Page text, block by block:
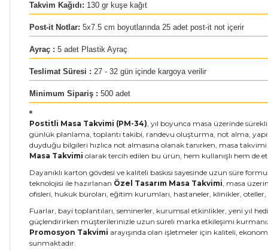
Takvim Kağıdı: 130 gr kuşe kağıt
Post-it Notlar: 5x7.5 cm boyutlarında 25 adet post-it not içerir
Ayraç : 5 adet Plastik Ayraç
Teslimat Süresi : 27 - 32 gün içinde kargoya verilir
Minimum Sipariş : 500 adet
Postitli Masa Takvimi (PM-34), yıl boyunca masa üzerinde
günlük planlama, toplantı takibi, randevu oluşturma, not alma,
duyduğu bilgileri hızlıca not almasına olanak tanırken, masa
Masa Takvimi olarak tercih edilen bu ürün, hem kullanışlı hem de
Dayanıklı karton gövdesi ve kaliteli baskısı sayesinde uzun süre
teknolojisi ile hazırlanan Özel Tasarım Masa Takvimi, masa
ofisleri, hukuk büroları, eğitim kurumları, hastaneler, klinikler,
Fuarlar, bayi toplantıları, seminerler, kurumsal etkinlikler, yeni yıl
güçlendirirken müşterilerinizle uzun süreli marka etkileşimi
Promosyon Takvimi arayışında olan işletmeler için kaliteli,
sunmaktadır.